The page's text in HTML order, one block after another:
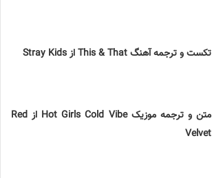
تکست و ترجمه آهنگ This & That از Stray Kids
متن و ترجمه موزیک Hot Girls Cold Vibe از Red
Velvet